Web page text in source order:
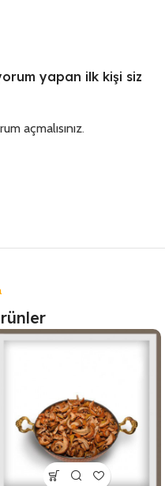
yapan ilk kişi siz
açmalısınız.